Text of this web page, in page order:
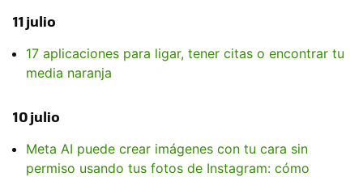
11 julio
17 aplicaciones para ligar, tener citas o encontrar tu
media naranja
10 julio
Meta AI puede crear imágenes con tu cara sin
permiso usando tus fotos de Instagram: cómo